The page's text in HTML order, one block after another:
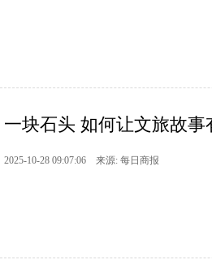
一块石头 如何让文旅故事
2025-10-28 09:07:06 来源: 每日商报